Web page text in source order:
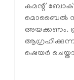
കമന്റ്
മൊബൈല്‍
അയക്കണം.
ഷെയര്‍